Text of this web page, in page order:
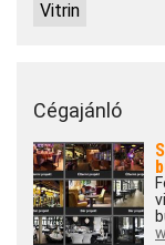
Vitrin
Cégajánló